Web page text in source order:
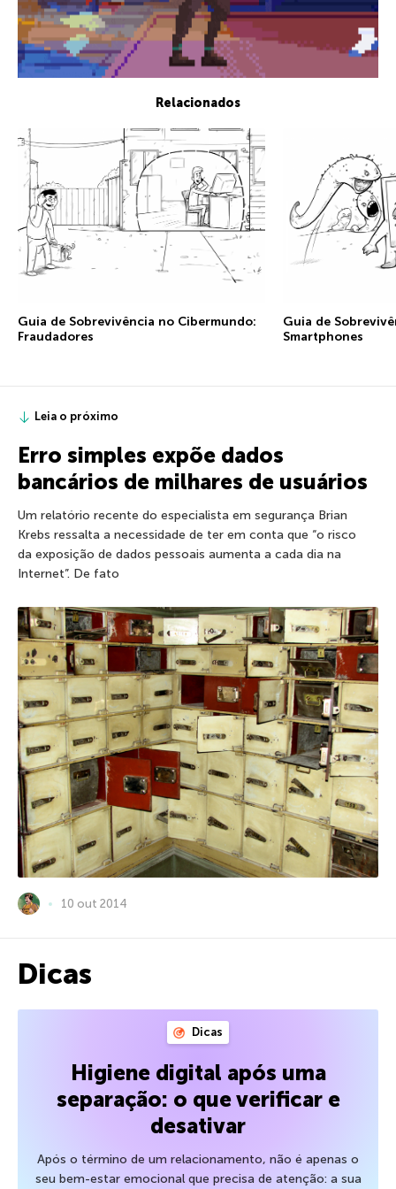
Relacionados
Guia de Sobrevivência no Cibermundo:
Fraudadores
Guia de
Smartphones
Leia o próximo
Erro simples expõe dados
bancários de milhares de usuários
Um relatório recente do especialista em segurança Brian
Krebs ressalta a necessidade de ter em conta que “o risco
da exposição de dados pessoais aumenta a cada dia na
Internet”. De fato
10 out 2014
Dicas
Dicas
Higiene digital após uma
separação: o que verificar e
desativar
Após o término de um relacionamento, não é apenas o
seu bem-estar emocional que precisa de atenção: a sua